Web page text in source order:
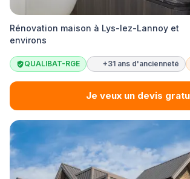
Rénovation maison à Lys-lez-Lannoy et
environs
QUALIBAT-RGE +31 ans d'ancienneté
Je veux un devis